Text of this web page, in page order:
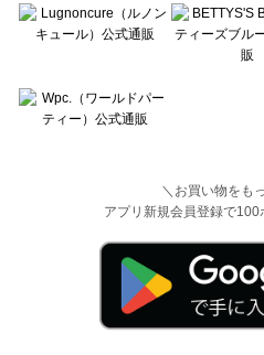
＼お買い物をも
アプリ新規会員登録で100